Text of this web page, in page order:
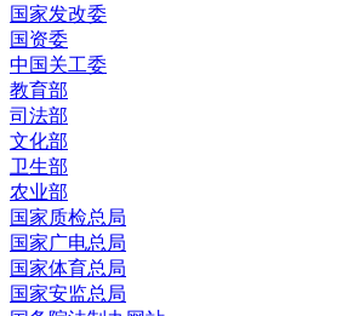
国家发改委
国资委
中国关工委
教育部
司法部
文化部
卫生部
农业部
国家质检总局
国家广电总局
国家体育总局
国家安监总局